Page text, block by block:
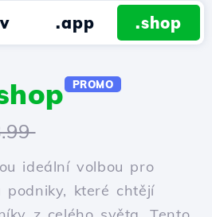
.app .shop
PROMO
ideální volbou pro
podniky, které chtějí